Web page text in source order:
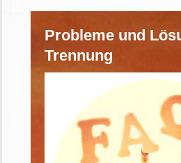
Probleme und
Trennung